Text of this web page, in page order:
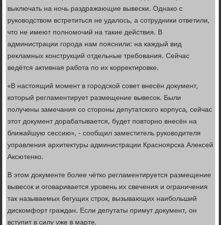
выключать на ночь раздражающие вывески. Однако с
руководством встретиться не удалось, а сотрудники ответили,
что не имеют полномочий на такие действия. В
администрации города нам пояснили: на каждый вид
рекламных конструкций отдельные требования. Сейчас
ведётся активная работа по их корректировке.
«В настоящий момент в городской совет внесён документ,
который регламентирует размещение вывесок. Были
получены замечания со стороны депутатского корпуса, сейчас
этот документ дорабатывается, будет повторно внесён на
ближайшую сессию», - сообщил заместитель руководителя
управления архитектуры администрации Красноярска Алексей
Аксютенко.
В этом документе более чётко регламентируется размещение
вывесок и оговаривается уровень их свечения и ограничения
так называемых бегущих строк, вызывающих наибольший
дискомфорт граждан. Если депутаты примут документ, он
вступит в силу уже в марте.